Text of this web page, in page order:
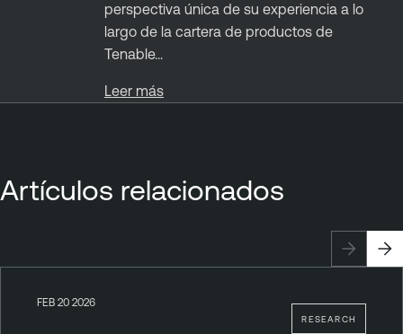
perspectiva única de su experiencia a lo
largo de la cartera de productos de
Tenable...
Leer más
Artículos relacionados
RESEARCH
FEB 20 2026